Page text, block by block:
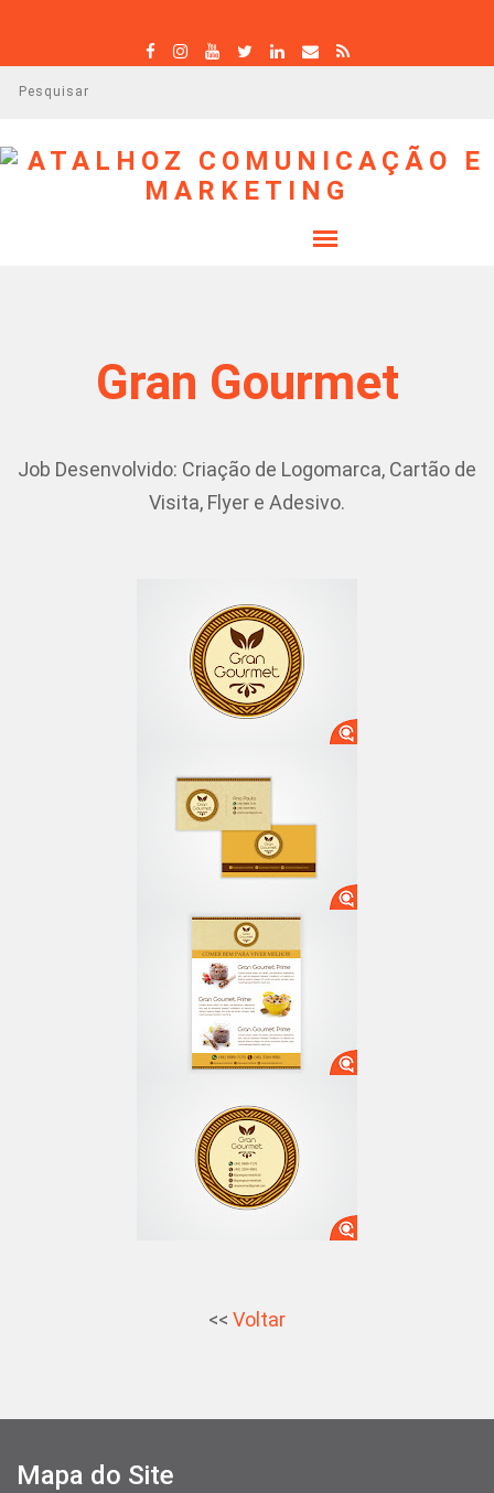
q
Gran Gourmet
Job Desenvolvido: Criação de Logomarca, Cartão de
Visita, Flyer e Adesivo.
<< Voltar
Mapa do Site